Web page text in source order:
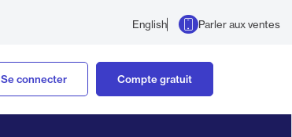
English Parler aux ventes
Se connecter Compte gratuit